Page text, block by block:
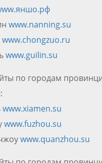
www.nanning.su
www.chongzuo.ru
www.guilin.su
по городам
www.xiamen.su
www.fuzhou.su
www.quanzhou.su